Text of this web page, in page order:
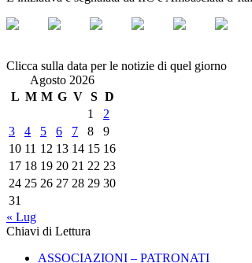
Clicca sulla data per le notizie di quel giorno
Agosto 2026
L M M G V S D
1
2
3
4 5 6 7 8
9
10 11 12 13 14 15 16
17 18 19 20 21 22 23
24 25 26 27 28 29 30
31
« Lug
Chiavi di Lettura
ASSOCIAZIONI – PATRONATI